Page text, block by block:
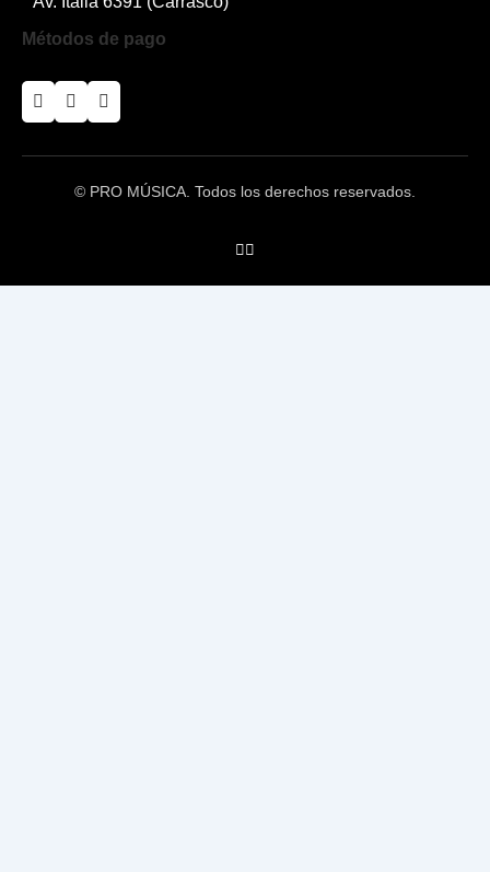
Métodos de pago
© PRO MÚSICA. Todos los derechos reservados.